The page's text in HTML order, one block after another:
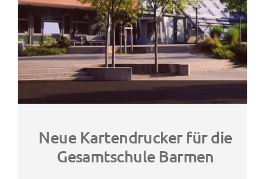
Neue Kartendrucker für die
Gesamtschule Barmen